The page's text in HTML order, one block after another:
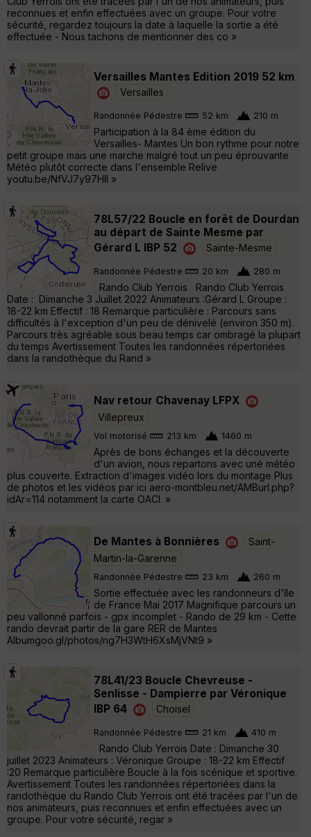
reconnues et enfin effectuées avec un groupe. Pour votre
sécurité, regardez toujours la date à laquelle la sortie a été
effectuée - Nous tachons de mentionner des co »
Versailles Mantes Edition 2019 52 km
Versailles
Randonnée Pédestre 52 km 210 m
Participation à la 84 ème édition du
Versailles- Mantes Un bon rythme pour notre
petit groupe mais une marche malgré tout un peu éprouvante
Météo plutôt correcte dans l'ensemble Relive
youtu.be/NfVJ7y97HlI »
78L57/22 Boucle en forêt de Dourdan
au départ de Sainte Mesme par
Gérard L IBP 52
Sainte-Mesme
Randonnée Pédestre 20 km 280 m
Rando Club Yerrois Rando Club Yerrois
Date : Dimanche 3 Juillet 2022 Animateurs :Gérard L Groupe :
18-22 km Effectif : 18 Remarque particulière : Parcours sans
difficultés à l'exception d'un peu de dénivelé (environ 350 m).
Parcours très agréable sous beau temps car ombragé la plupart
du temps Avertissement Toutes les randonnées répertoriées
dans la randothèque du Rand »
Nav retour Chavenay LFPX
Villepreux
Vol motorisé 213 km 1460 m
Après de bons échanges et la découverte
d'un avion, nous repartons avec uné météo
plus couverte. Extraction d'images vidéo lors du montage Plus
de photos et les vidéos par ici aero-montbleu.net/AMBurl.php?
idAr=114 notamment la carte OACI. »
De Mantes à Bonnières
Saint-
Martin-la-Garenne
Randonnée Pédestre 23 km 260 m
Sortie effectuée avec les randonneurs d'île
de France Mai 2017 Magnifique parcours un
peu vallonné parfois - gpx incomplet - Rando de 29 km - Cette
rando devrait partir de la gare RER de Mantes
Albumgoo.gl/photos/ng7H3WtH6XsMjVNt9 »
78L41/23 Boucle Chevreuse -
Senlisse - Dampierre par Véronique
IBP 64
Choisel
Randonnée Pédestre 21 km 410 m
Rando Club Yerrois Date : Dimanche 30
juillet 2023 Animateurs : Véronique Groupe : 18-22 km Effectif
:20 Remarque particulière Boucle à la fois scénique et sportive.
Avertissement Toutes les randonnées répertoriées dans la
randothèque du Rando Club Yerrois ont été tracées par l'un de
nos animateurs, puis reconnues et enfin effectuées avec un
groupe. Pour votre sécurité, regar »